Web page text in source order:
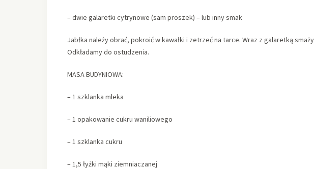
– dwie galaretki cytrynowe (sam proszek) – lub inny smak
Jabłka należy obrać, pokroić w kawałki i zetrzeć na tarce. Wraz z galaretką
Odkładamy do ostudzenia.
MASA BUDYNIOWA:
– 1 szklanka mleka
– 1 opakowanie cukru waniliowego
– 1 szklanka cukru
– 1,5 łyżki mąki ziemniaczanej